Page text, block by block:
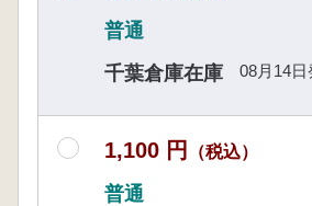
普通
千葉倉庫在庫
08月14
1,100 円 （税込）
普通